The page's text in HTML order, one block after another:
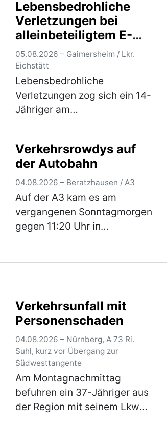
Oberp…(mehr)
Lebensbedrohliche
Verletzungen bei
alleinbeteiligtem E-
Scooter-Unfall
05.08.2026 – Gaimersheim / Lkr.
Eichstätt
Lebensbedrohliche
Verletzungen zog sich ein 14-
Jähriger am
Scooter in Gaimersheim zu.
Der im Landkreis Eichstätt
wohnhafte Jugendliche war,
gegen 16.00 …(mehr)
Verkehrsrowdys auf
der Autobahn
04.08.2026 – Beratzhausen / A3
Auf der A3 kam es am
vergangenen Sonntagmorgen
gegen 11:20 Uhr in
aus Hessen stammende Pkw-
Fahrer. Hierbei überholt…
(mehr)
Verkehrsunfall mit
Personenschaden
04.08.2026 – Nürnberg, A 73 Ri.
Suhl, kurz vor Übergang zur
Südwesttangente
Am Montagnachmittag
befuhren ein 37-Jähriger aus
der Region mit seinem Lkw